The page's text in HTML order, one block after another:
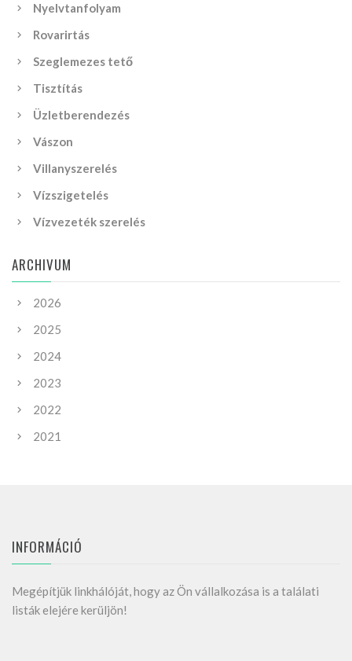
Nyelvtanfolyam
Rovarirtás
Szeglemezes tető
Tisztítás
Üzletberendezés
Vászon
Villanyszerelés
Vízszigetelés
Vízvezeték szerelés
ARCHIVUM
2026
2025
2024
2023
2022
2021
INFORMÁCIÓ
Megépítjük linkhálóját, hogy az Ön vállalkozása is a találati
listák elejére kerüljön!